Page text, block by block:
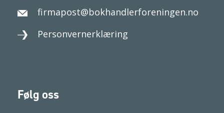
firmapost@bokhandlerforeningen.no
Personvernerklæring
Følg oss